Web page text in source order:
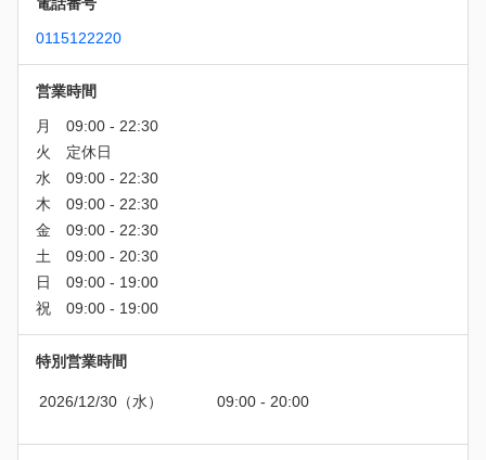
0115122220
営業時間
特別営業時間
2026/12/30（水） 09:00 - 20:00